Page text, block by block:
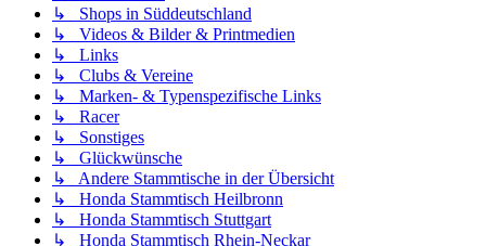
↳ Shops in Süddeutschland
↳ Videos & Bilder & Printmedien
↳ Links
↳ Clubs & Vereine
↳ Marken- & Typenspezifische Links
↳ Racer
↳ Sonstiges
↳ Glückwünsche
↳ Andere Stammtische in der Übersicht
↳ Honda Stammtisch Heilbronn
↳ Honda Stammtisch Stuttgart
↳ Honda Stammtisch Rhein-Neckar